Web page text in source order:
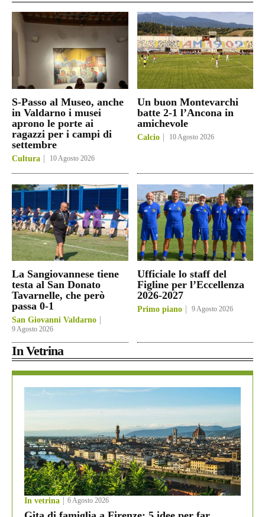
S-Passo al Museo, anche
in Valdarno i musei
aprono le porte ai
ragazzi per i campi di
settembre
Cultura 10 Agosto 2026
Un buon Montevarchi
batte 2-1 l’Ancona in
amichevole
Calcio 10 Agosto 2026
La Sangiovannese tiene
testa al San Donato
Tavarnelle, che però
passa 0-1
San Giovanni Valdarno
9 Agosto 2026
Ufficiale lo staff del
Figline per l’Eccellenza
2026-2027
Primo piano 9 Agosto 2026
In Vetrina
In vetrina 6 Agosto 2026